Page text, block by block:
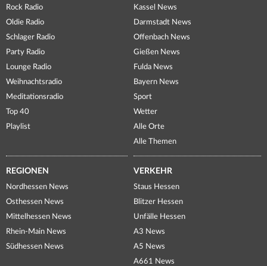
Rock Radio
Oldie Radio
Schlager Radio
Party Radio
Lounge Radio
Weihnachtsradio
Meditationsradio
Top 40
Playlist
Kassel News
Darmstadt News
Offenbach News
Gießen News
Fulda News
Bayern News
Sport
Wetter
Alle Orte
Alle Themen
REGIONEN
Nordhessen News
Osthessen News
Mittelhessen News
Rhein-Main News
Südhessen News
VERKEHR
Staus Hessen
Blitzer Hessen
Unfälle Hessen
A3 News
A5 News
A661 News